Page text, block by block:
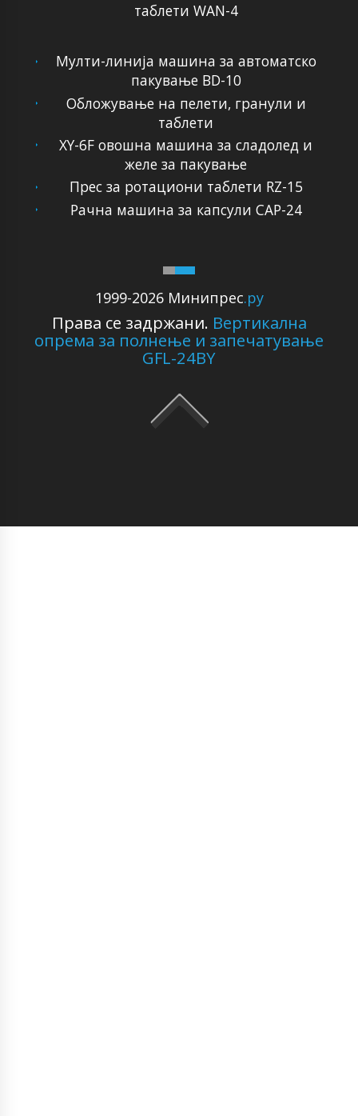
таблети WAN-4
1999-2026 Минипрес.ру
Права се задржани. Вертикална
опрема за полнење и запечатување
GFL-24BY
Мулти-линија машина за автоматско
пакување BD-10
Обложување на пелети, гранули и
таблети
XY-6F овошна машина за сладолед и
желе за пакување
Прес за ротациони таблети RZ-15
Рачна машина за капсули CAP-24